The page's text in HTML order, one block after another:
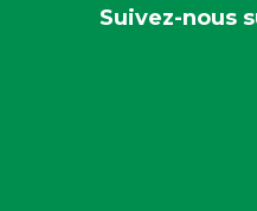
Suivez-nous